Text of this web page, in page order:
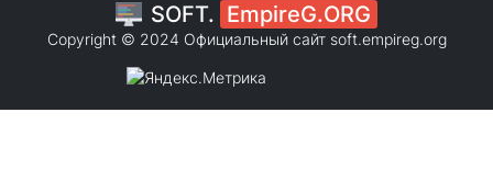
SOFT. EmpireG.ORG
Copyright © 2024 Официальный сайт soft.empireg.org